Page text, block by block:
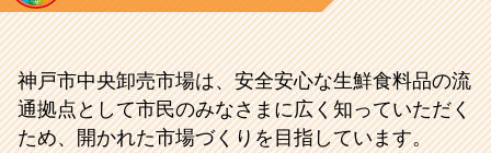
神戸市中央卸売市場は、安全安心な生鮮食料品の流
通拠点として市民のみなさまに広く知っていただく
ため、開かれた市場づくりを目指しています。